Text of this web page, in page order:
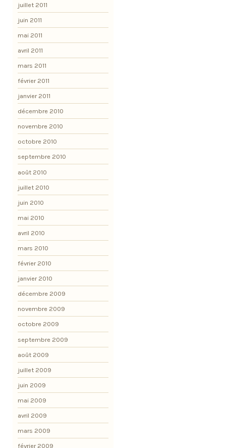
juillet 2011
juin 2011
mai 2011
avril 2011
mars 2011
février 2011
janvier 2011
décembre 2010
novembre 2010
octobre 2010
septembre 2010
août 2010
juillet 2010
juin 2010
mai 2010
avril 2010
mars 2010
février 2010
janvier 2010
décembre 2009
novembre 2009
octobre 2009
septembre 2009
août 2009
juillet 2009
juin 2009
mai 2009
avril 2009
mars 2009
février 2009